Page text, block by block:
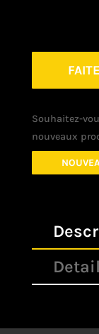
Souhaitez-
nouveaux